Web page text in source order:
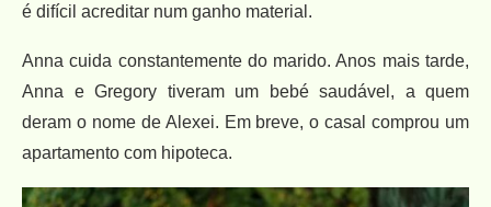
é difícil acreditar num ganho material.
Anna cuida constantemente do marido. Anos mais tarde,
Anna e Gregory tiveram um bebé saudável, a quem
deram o nome de Alexei. Em breve, o casal comprou um
apartamento com hipoteca.